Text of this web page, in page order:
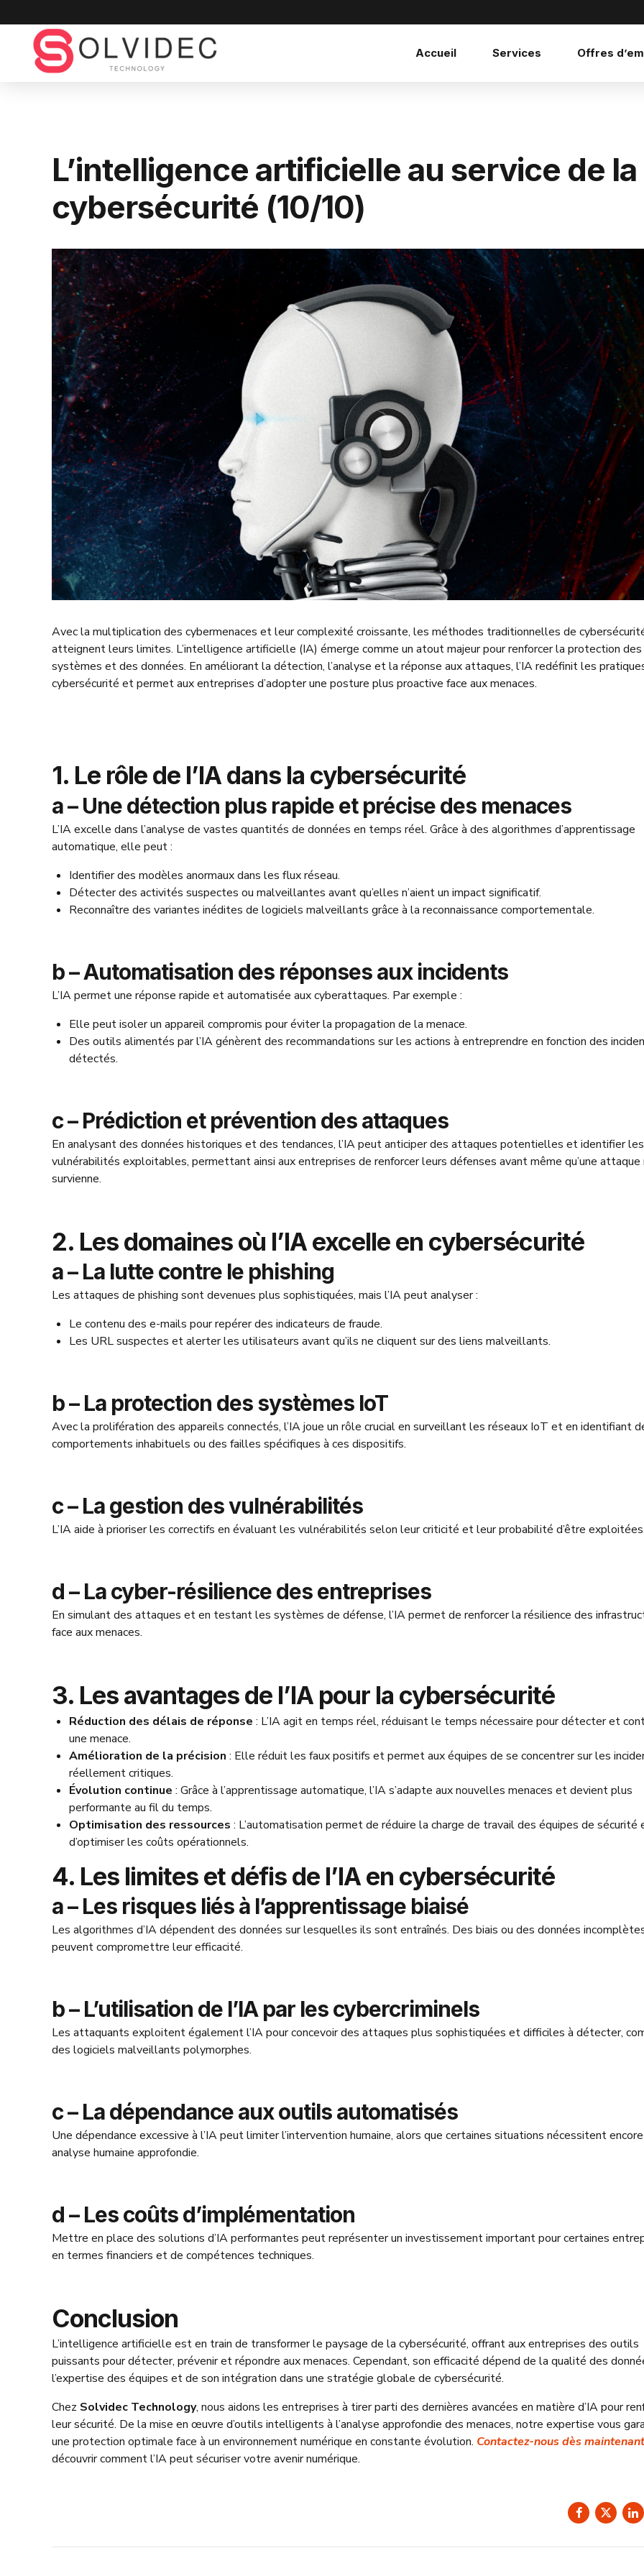
Accueil Services Offres
L’intelligence artificielle au service de la
cybersécurité (10/10)
Avec la multiplication des cybermenaces et leur complexité croissante, les méthodes traditionnelles de
atteignent leurs limites. L’intelligence artificielle (IA) émerge comme un atout majeur pour renforcer la protection des
systèmes et des données. En améliorant la détection, l’analyse et la réponse aux attaques, l’IA redéfinit les
cybersécurité et permet aux entreprises d’adopter une posture plus proactive face aux menaces.
1. Le rôle de l’IA dans la cybersécurité
a – Une détection plus rapide et précise des menaces
L’IA excelle dans l’analyse de vastes quantités de données en temps réel. Grâce à des algorithmes d’apprentissage
automatique, elle peut :
Identifier des modèles anormaux dans les flux réseau.
Détecter des activités suspectes ou malveillantes avant qu’elles n’aient un impact significatif.
Reconnaître des variantes inédites de logiciels malveillants grâce à la reconnaissance comportementale.
b – Automatisation des réponses aux incidents
L’IA permet une réponse rapide et automatisée aux cyberattaques. Par exemple :
Elle peut isoler un appareil compromis pour éviter la propagation de la menace.
Des outils alimentés par l’IA génèrent des recommandations sur les actions à entreprendre en fonction des
détectés.
c – Prédiction et prévention des attaques
En analysant des données historiques et des tendances, l’IA peut anticiper des attaques potentielles et identifier les
vulnérabilités exploitables, permettant ainsi aux entreprises de renforcer leurs défenses avant même qu’une attaque
survienne.
2. Les domaines où l’IA excelle en cybersécurité
a – La lutte contre le phishing
Les attaques de phishing sont devenues plus sophistiquées, mais l’IA peut analyser :
Le contenu des e-mails pour repérer des indicateurs de fraude.
Les URL suspectes et alerter les utilisateurs avant qu’ils ne cliquent sur des liens malveillants.
b – La protection des systèmes IoT
Avec la prolifération des appareils connectés, l’IA joue un rôle crucial en surveillant les réseaux IoT et en identifiant
comportements inhabituels ou des failles spécifiques à ces dispositifs.
c – La gestion des vulnérabilités
L’IA aide à prioriser les correctifs en évaluant les vulnérabilités selon leur criticité et leur probabilité d’être
d – La cyber-résilience des entreprises
En simulant des attaques et en testant les systèmes de défense, l’IA permet de renforcer la résilience des
face aux menaces.
3. Les avantages de l’IA pour la cybersécurité
Réduction des délais de réponse : L’IA agit en temps réel, réduisant le temps nécessaire pour détecter et
une menace.
Amélioration de la précision : Elle réduit les faux positifs et permet aux équipes de se concentrer sur les
réellement critiques.
Évolution continue : Grâce à l’apprentissage automatique, l’IA s’adapte aux nouvelles menaces et devient plus
performante au fil du temps.
Optimisation des ressources : L’automatisation permet de réduire la charge de travail des équipes de sécurité
d’optimiser les coûts opérationnels.
4. Les limites et défis de l’IA en cybersécurité
a – Les risques liés à l’apprentissage biaisé
Les algorithmes d’IA dépendent des données sur lesquelles ils sont entraînés. Des biais ou des données
peuvent compromettre leur efficacité.
b – L’utilisation de l’IA par les cybercriminels
Les attaquants exploitent également l’IA pour concevoir des attaques plus sophistiquées et difficiles à détecter,
des logiciels malveillants polymorphes.
c – La dépendance aux outils automatisés
Une dépendance excessive à l’IA peut limiter l’intervention humaine, alors que certaines situations nécessitent
analyse humaine approfondie.
d – Les coûts d’implémentation
Mettre en place des solutions d’IA performantes peut représenter un investissement important pour certaines
en termes financiers et de compétences techniques.
Conclusion
L’intelligence artificielle est en train de transformer le paysage de la cybersécurité, offrant aux entreprises des outils
puissants pour détecter, prévenir et répondre aux menaces. Cependant, son efficacité dépend de la qualité des
l’expertise des équipes et de son intégration dans une stratégie globale de cybersécurité.
Chez Solvidec Technology, nous aidons les entreprises à tirer parti des dernières avancées en matière d’IA pour
leur sécurité. De la mise en œuvre d’outils intelligents à l’analyse approfondie des menaces, notre expertise vous
une protection optimale face à un environnement numérique en constante évolution. Contactez-nous dès maintenant
découvrir comment l’IA peut sécuriser votre avenir numérique.